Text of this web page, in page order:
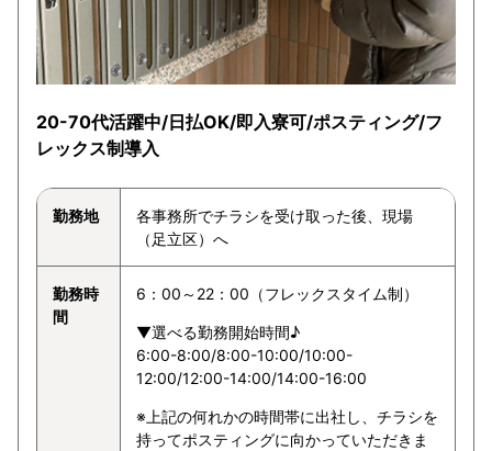
20-70代活躍中/日払OK/即入寮可/ポスティング/フ
レックス制導入
勤務地
各事務所でチラシを受け取った後、現場
（足立区）へ
勤務時
間
6：00～22：00（フレックスタイム制）
▼選べる勤務開始時間♪
6:00-8:00/8:00-10:00/10:00-
12:00/12:00-14:00/14:00-16:00
※上記の何れかの時間帯に出社し、チラシを
持ってポスティングに向かっていただきま